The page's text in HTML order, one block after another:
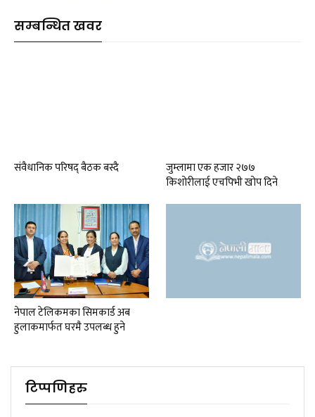
सम्बन्धित खवर
संवैधानिक परिषद् बैठक बस्दै
जुम्लामा एक हजार २७७
किशोरीलाई एचपिभी खोप दिने
नेपाल टेलिकमका सिमकार्ड अब
हुलाकमार्फत घरमै उपलब्ध हुने
टिप्पणिहरु